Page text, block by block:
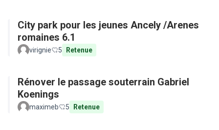
City park pour les jeunes Ancely /Arenes
romaines 6.1
virignie 5 Retenue
Rénover le passage souterrain Gabriel
Koenings
maximeb 5 Retenue